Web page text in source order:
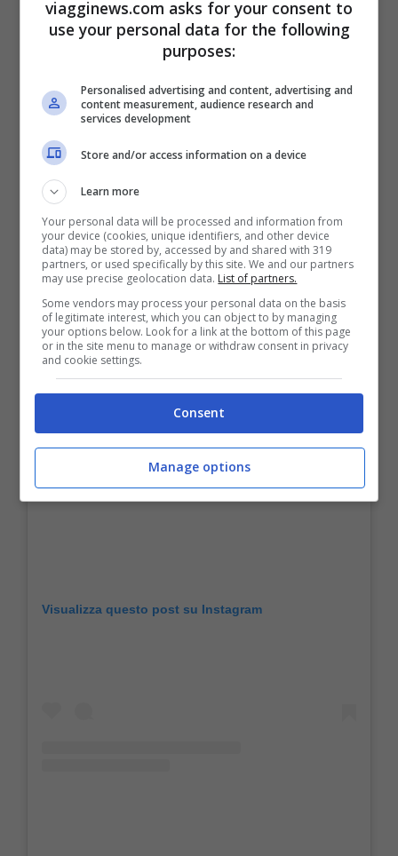
durante lo scatto, ma il furor di popolo in
questi casi difficilmente si calma e
razionalizza. Sicuramente per chi idolatra
Fedez e Chiara, la voglia di fare una foto
simile se si va in vacanza ad Ibiza ci sarà e
forse la coppia ha peccato di un po’ di
ingenuità. Difficile rimanere comunque
sempre attenti ad ogni possibile “doppia
faccia” di un gesto.
Visualizza questo post su Instagram
viagginews.com asks for your consent to
use your personal data for the following
purposes:
Personalised advertising and content, advertising and
content measurement, audience research and
services development
Store and/or access information on a device
Learn more
Your personal data will be processed and information from
your device (cookies, unique identifiers, and other device
data) may be stored by, accessed by and shared with 319
partners, or used specifically by this site. We and our partners
may use precise geolocation data. List of partners.
Some vendors may process your personal data on the basis
of legitimate interest, which you can object to by managing
your options below. Look for a link at the bottom of this page
or in the site menu to manage or withdraw consent in privacy
and cookie settings.
Consent
Manage options